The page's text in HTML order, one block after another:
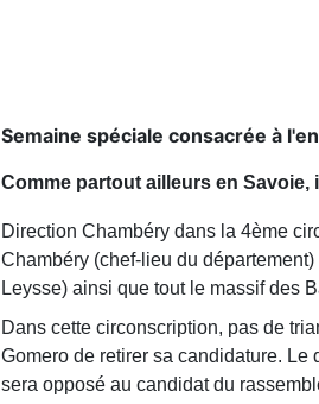
Semaine spéciale consacrée à
Comme partout ailleurs en
Direction Chambéry dans la 4ème
Chambéry (chef-lieu du
Leysse) ainsi que tout le massif des
Dans cette circonscription, pas de
Gomero de retirer sa candidature.
sera opposé au candidat du